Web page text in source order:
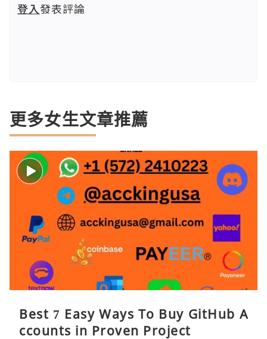
登入發表評論
更多女生文章推薦
Best 7 Easy Ways To Buy GitHub A
ccounts in Proven Project